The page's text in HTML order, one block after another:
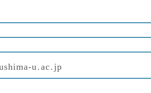
shima-u.ac. jp